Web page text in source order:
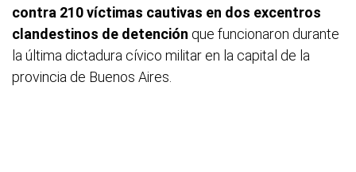
contra 210 víctimas cautivas en dos excentros
clandestinos de detención que funcionaron durante
la última dictadura cívico militar en la capital de la
provincia de Buenos Aires.